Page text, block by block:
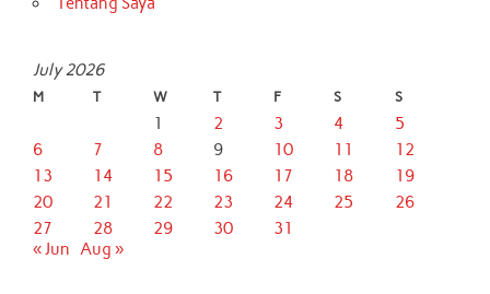
July 2026
M T W T F S S
1 2 3 4
5
6
7 8 9 10 11
12
13
14 15 16 17 18
19
20
21 22 23 24 25
26
27
28 29 30
31
« Jun Aug »